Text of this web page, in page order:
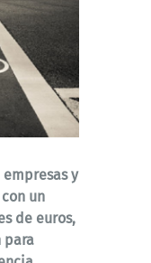
y
un
de euros,
para